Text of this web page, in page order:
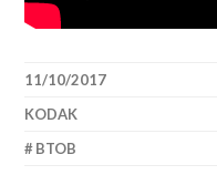
11/10/2017
KODAK
BTOB